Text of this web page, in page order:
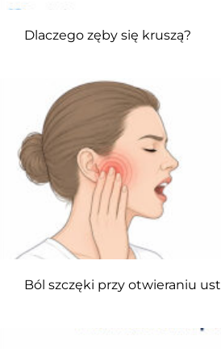
Dlaczego zęby się kruszą?
Ból szczęki przy otwieraniu ust